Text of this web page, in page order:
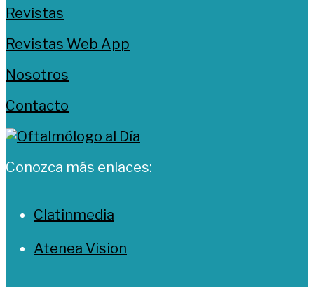
Revistas
Revistas Web App
Nosotros
Contacto
Conozca más enlaces:
Clatinmedia
Atenea Vision